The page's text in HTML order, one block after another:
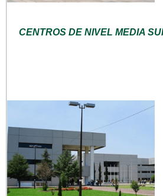
CENTROS DE NIVEL MEDIA